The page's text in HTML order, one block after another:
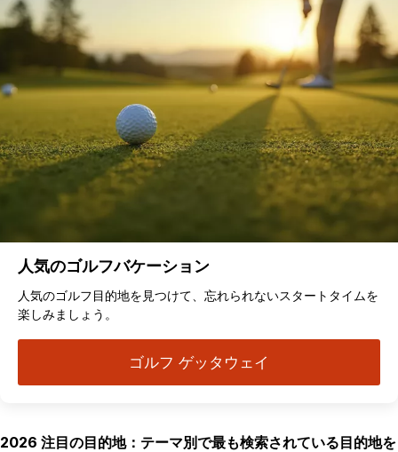
人気のゴルフバケーション
人気のゴルフ目的地を見つけて、忘れられないスタートタイムを
楽しみましょう。
ゴルフ ゲッタウェイ
2026 注目の目的地：テーマ別で最も検索されている目的地を